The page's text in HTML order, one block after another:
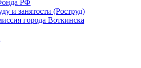
РФ
и занятости (Роструд)
города Воткинска